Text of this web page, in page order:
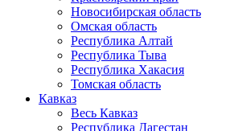
Новосибирская область
Омская область
Республика Алтай
Республика Тыва
Республика Хакасия
Томская область
Кавказ
Весь Кавказ
Республика Дагестан